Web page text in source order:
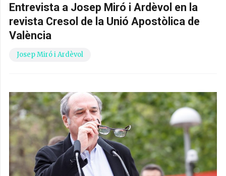
Entrevista a Josep Miró i Ardèvol en la
revista Cresol de la Unió Apostòlica de
València
Josep Miró i Ardèvol